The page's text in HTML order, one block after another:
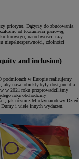
priorytet. Dążymy do zbudowania
od tożsamości płciowej,
narodowości, rasy,
niepełnosprawności, zdolności
and inclusion)
podmiotach w Europie realizujemy
nasze obiekty były dostępne dla
w 2021 roku przeprowadziliśmy
roku obchodzimy
jak również Międzynarodowy Dzień
i wiele innych wydarzeń.